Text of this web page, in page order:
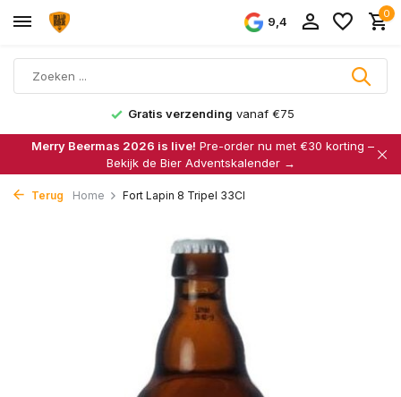
9,4
0
Gratis verzending vanaf €75
Merry Beermas 2026 is live! Pre-order nu met €30 korting –
Bekijk de Bier Adventskalender →
Terug Home Fort Lapin 8 Tripel 33Cl